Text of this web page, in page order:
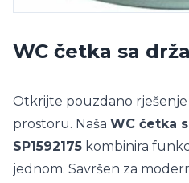
WC četka sa
Otkrijte pouzdano
prostoru. Naša WC četka
SP1592175 kombinira
jednom. Savršen za